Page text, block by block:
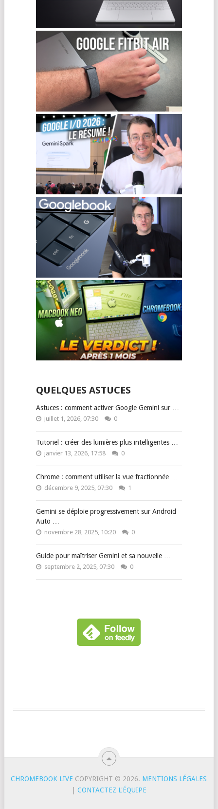
QUELQUES ASTUCES
Astuces : comment activer Google Gemini sur …
juillet 1, 2026, 07:30 0
Tutoriel : créer des lumières plus intelligentes …
janvier 13, 2026, 17:58 0
Chrome : comment utiliser la vue fractionnée …
décembre 9, 2025, 07:30 1
Gemini se déploie progressivement sur Android
Auto …
novembre 28, 2025, 10:20 0
Guide pour maîtriser Gemini et sa nouvelle …
septembre 2, 2025, 07:30 0
CHROMEBOOK LIVE COPYRIGHT © 2026. MENTIONS LÉGALES
CONTACTEZ L'ÉQUIPE